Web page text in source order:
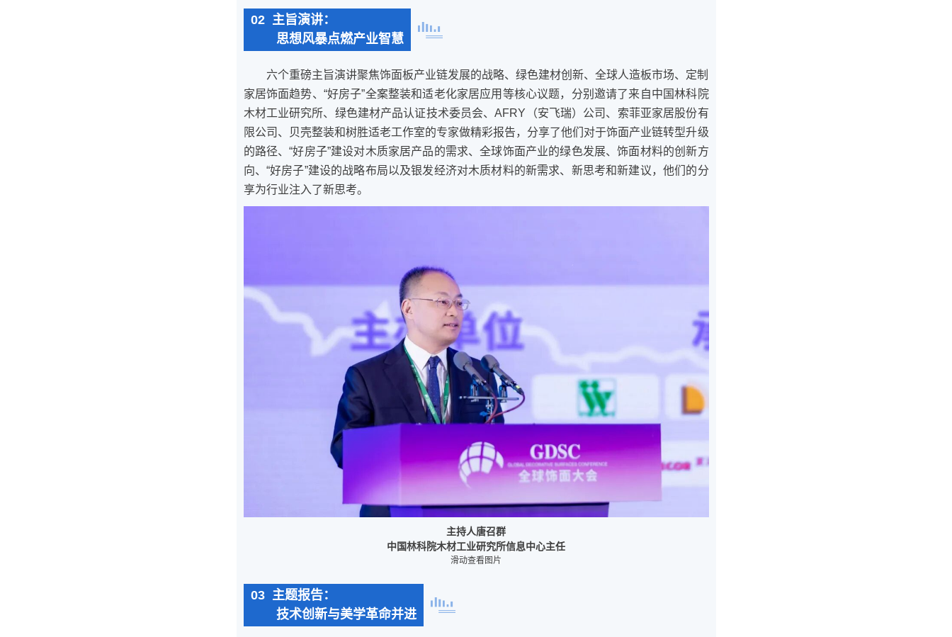
02 主旨演讲：
思想风暴点燃产业智慧
六个重磅主旨演讲聚焦饰面板产业链发展的战略、绿色建材创新、全球人造板市场、定制
家居饰面趋势、“好房子”全案整装和适老化家居应用等核心议题，分别邀请了来自中国林科院
木材工业研究所、绿色建材产品认证技术委员会、AFRY（安飞瑞）公司、索菲亚家居股份有
限公司、贝壳整装和树胜适老工作室的专家做精彩报告，分享了他们对于饰面产业链转型升级
的路径、“好房子”建设对木质家居产品的需求、全球饰面产业的绿色发展、饰面材料的创新方
向、“好房子”建设的战略布局以及银发经济对木质材料的新需求、新思考和新建议，他们的分
享为行业注入了新思考。
主持人唐召群
中国林科院木材工业研究所信息中心主任
滑动查看图片
03 主题报告：
技术创新与美学革命并进